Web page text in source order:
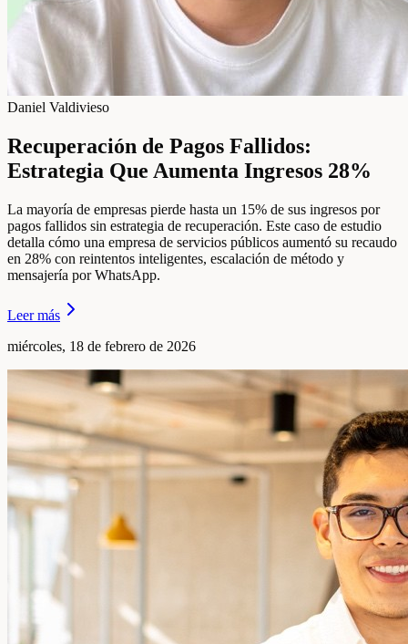
Daniel Valdivieso
Recuperación de Pagos Fallidos:
Estrategia Que Aumenta Ingresos 28%
La mayoría de empresas pierde hasta un 15% de sus ingresos por
pagos fallidos sin estrategia de recuperación. Este caso de estudio
detalla cómo una empresa de servicios públicos aumentó su recaudo
en 28% con reintentos inteligentes, escalación de método y
mensajería por WhatsApp.
Leer más
miércoles, 18 de febrero de 2026